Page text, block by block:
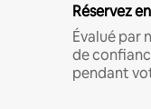
Réservez
Évalué par
de
pendant